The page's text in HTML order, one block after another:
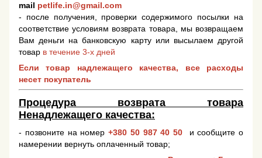
mail petlife.in@gmail.com
- после получения, проверки содержимого посылки на
соответствие условиям возврата товара, мы возвращаем
Вам деньги на банковскую карту или высылаем другой
товар в течение 3-х дней
Если товар надлежащего качества, все расходы
несет покупатель
Процедура возврата товара
Ненадлежащего качества:
- позвоните на номер +380 50 987 40 50
и сообщите о
намерении вернуть оплаченный товар;